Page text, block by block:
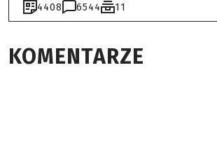
4408 6544 11
KOMENTARZE